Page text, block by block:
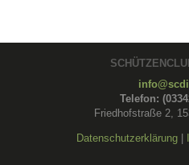
Telefon:
Friedhofstraße 2,
Datenschutzerklärung